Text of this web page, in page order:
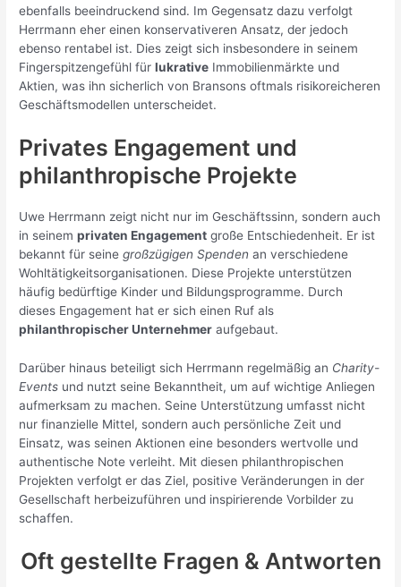
ebenfalls beeindruckend sind. Im Gegensatz dazu verfolgt
Herrmann eher einen konservativeren Ansatz, der jedoch
ebenso rentabel ist. Dies zeigt sich insbesondere in seinem
Fingerspitzengefühl fürlukrative Immobilienmärkte und
Aktien, was ihn sicherlich von Bransons oftmals risikoreicheren
Geschäftsmodellen unterscheidet.
Privates Engagement und
philanthropische Projekte
Uwe Herrmann zeigt nicht nur im Geschäftssinn, sondern auch
in seinemprivaten Engagement große Entschiedenheit. Er ist
bekannt für seinegroßzügigen Spenden an verschiedene
Wohltätigkeitsorganisationen. Diese Projekte unterstützen
häufig bedürftige Kinder und Bildungsprogramme. Durch
dieses Engagement hat er sich einen Ruf als
philanthropischer Unternehmer aufgebaut.
Darüber hinaus beteiligt sich Herrmann regelmäßig an Charity-
Events und nutzt seine Bekanntheit, um auf wichtige Anliegen
aufmerksam zu machen. Seine Unterstützung umfasst nicht
nur finanzielle Mittel, sondern auch persönliche Zeit und
Einsatz, was seinen Aktionen eine besonders wertvolle und
authentische Note verleiht. Mit diesen philanthropischen
Projekten verfolgt er das Ziel, positive Veränderungen in der
Gesellschaft herbeizuführen und inspirierende Vorbilder zu
schaffen.
Oft gestellte Fragen & Antworten